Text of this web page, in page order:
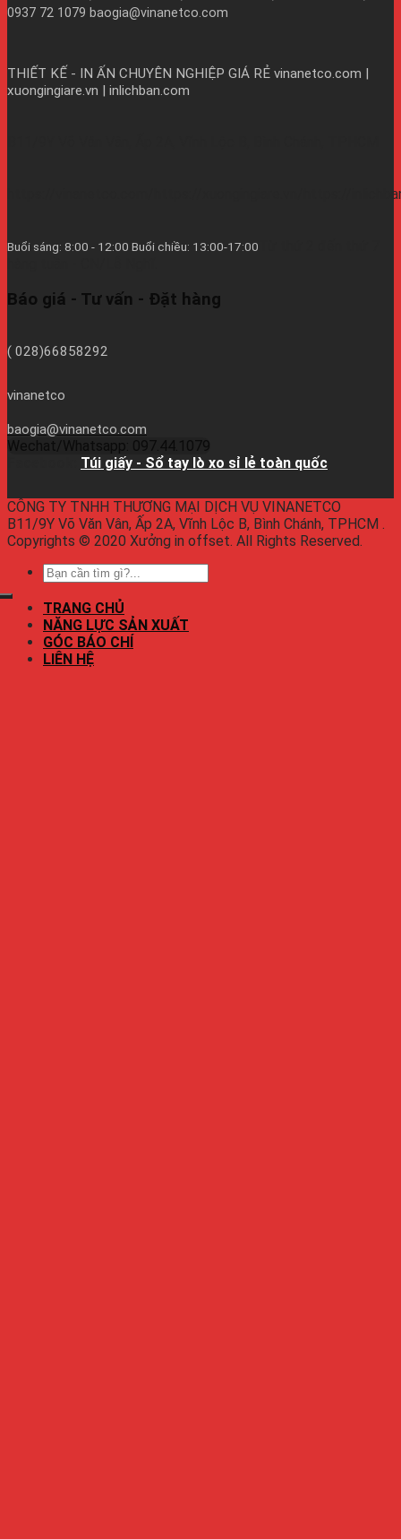
0937 72 1079 baogia@vinanetco.com
THIẾT KẾ - IN ẤN CHUYÊN NGHIỆP GIÁ RẺ vinanetco.com |
xuongingiare.vn | inlichban.com
https://vinanetco.com/https://xuongingiare.vn/https://
Buổi sáng: 8:00 - 12:00 Buổi chiều: 13:00-17:00
Báo giá - Tư vấn - Đặt hàng
( 028)66858292
vinanetco
baogia@vinanetco.com
Wechat/Whatsapp: 097.44.1079
Túi giấy - Sổ tay lò xo sỉ lẻ toàn quốc
CÔNG TY TNHH THƯƠNG MẠI DỊCH VỤ VINANETCO
B11/9Y Võ Văn Vân, Ấp 2A, Vĩnh Lộc B, Bình Chánh, TPHCM .
Copyrights © 2020 Xưởng in offset. All Rights Reserved.
TRANG CHỦ
NĂNG LỰC SẢN XUẤT
GÓC BÁO CHÍ
LIÊN HỆ